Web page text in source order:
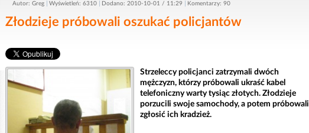
Autor: Greg Wyświetleń: 6310 Dodano: 2010-10-01 / 11:29 Komentarzy: 90
Złodzieje próbowali oszukać policjantów
Strzeleccy policjanci zatrzymali dwóch
mężczyzn, którzy próbowali ukraść kabel
telefoniczny warty tysiąc złotych. Złodzieje
porzucili swoje samochody, a potem próbowali
zgłosić ich kradzież.